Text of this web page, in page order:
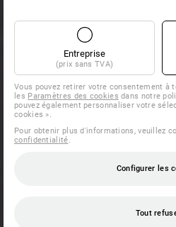
Entreprise
(prix sans TVA)
Vous pouvez retirer votre consentement à
les Paramètres des cookies dans notre
pouvez également personnaliser votre
cookies ».
Pour obtenir plus d'informations, veuillez
confidentialité
Configurer les
Tout